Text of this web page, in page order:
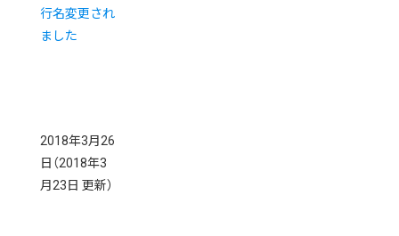
行名変更され
ました
2018年3月26
日 （2018年3
月23日 更新）